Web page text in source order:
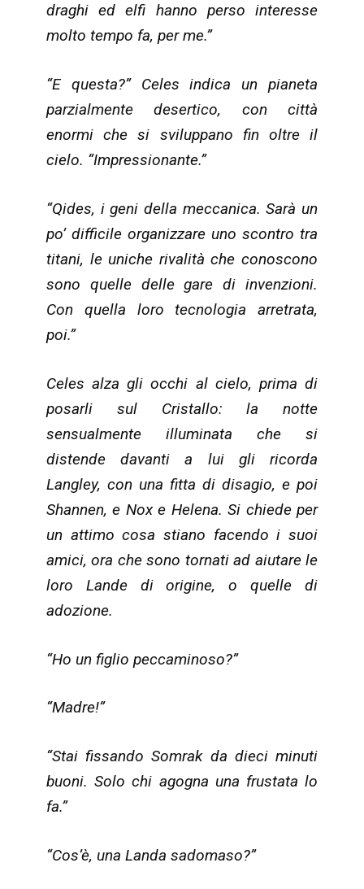
draghi ed elfi hanno perso interesse
molto tempo fa, per me.”
“E questa?” Celes indica un pianeta
parzialmente desertico, con città
enormi che si sviluppano fin oltre il
cielo. “Impressionante.”
“Qides, i geni della meccanica. Sarà un
po’ difficile organizzare uno scontro tra
titani, le uniche rivalità che conoscono
sono quelle delle gare di invenzioni.
Con quella loro tecnologia arretrata,
poi.”
Celes alza gli occhi al cielo, prima di
posarli sul Cristallo: la notte
sensualmente illuminata che si
distende davanti a lui gli ricorda
Langley, con una fitta di disagio, e poi
Shannen, e Nox e Helena. Si chiede per
un attimo cosa stiano facendo i suoi
amici, ora che sono tornati ad aiutare le
loro Lande di origine, o quelle di
adozione.
“Ho un figlio peccaminoso?”
“Madre!”
“Stai fissando Somrak da dieci minuti
buoni. Solo chi agogna una frustata lo
fa.”
“Cos’è, una Landa sadomaso?”